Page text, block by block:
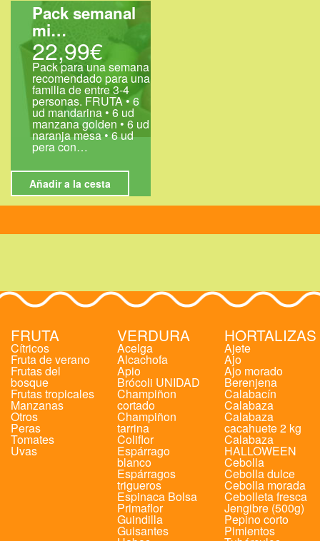
Pack semanal
mi…
22,99€
Pack para una semana
recomendado para una
familia de entre 3-4
personas. FRUTA • 6
ud mandarina • 6 ud
manzana golden • 6 ud
naranja mesa • 6 ud
pera con…
Añadir a la cesta
FRUTA
Cítricos
Fruta de verano
Frutas del
bosque
Frutas tropicales
Manzanas
Otros
Peras
Tomates
Uvas
VERDURA
Acelga
Alcachofa
Apio
Brócoli UNIDAD
Champiñon
cortado
Champiñon
tarrina
Coliflor
Espárrago
blanco
Espárragos
trigueros
Espinaca Bolsa
Primaflor
Guindilla
Guisantes
HORTALIZAS
Ajete
Ajo
Ajo morado
Berenjena
Calabacín
Calabaza
Calabaza
cacahuete 2 kg
Calabaza
HALLOWEEN
Cebolla
Cebolla dulce
Cebolla morada
Cebolleta fresca
Jengibre (500g)
Pepino corto
Pimientos